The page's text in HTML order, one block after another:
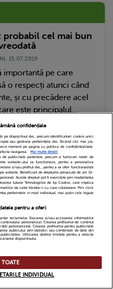
probabil cel mai bun
15.07.2019
importantă pe care
o respecți atunci când
și cu precădere acel
este principalul...
confidențiale
pe dispozitivul dvs., precum identificatorii cookie unici
sau gestiona preferințele dvs. făcând clic mai jos,
moment pe pagina cu politica de confidențialitate.
navigarea.
Mai multe detalii
publicitate partenere, precum si furnizorii nostri de
website-ului sa functioneze, pentru a personaliza
si/sau profilul dvs., pentru a va oferi functionalitati
website. Beneficiati de drepturile prevazute de art. 15-
Aceste drepturi pot fi exercitate prin modalitatea
tuturor Tehnologiilor de tip Cookie, care implica
de catre Vendor-ii cu care colaboram. Prin click
preferintele in mod individual, mai putin cele legate
pentru a oferi:
reclamelor. Stocarea și/sau accesarea informațiilor
personalizat. Crearea profilurilor de conținut
personalizate. Crearea profilurilor pentru publicitate
publicului prin statistici sau combinații de date din
Utilizarea datelor limitate pentru a selecta
dispozitivului.
INDIVIDUAL